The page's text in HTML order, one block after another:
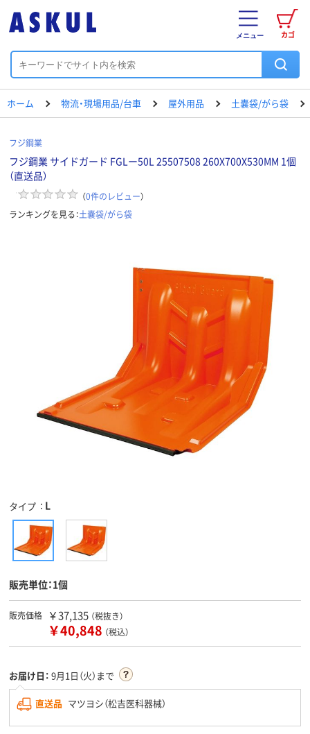
カゴ
メニュー
ホーム 物流・現場用品/台車 屋外用品 土嚢袋/がら袋
フジ鋼業
フジ鋼業 サイドガード FGLー50L 25507508 260X700X530MM 1個
（直送品）
（0件のレビュー）
ランキングを見る：土嚢袋/がら袋
タイプ L
販売単位：1個
販売価格 ￥37,135 （税抜き）
￥40,848 （税込）
お届け日： 9月1日（火）まで
直送品 マツヨシ（松吉医科器械）